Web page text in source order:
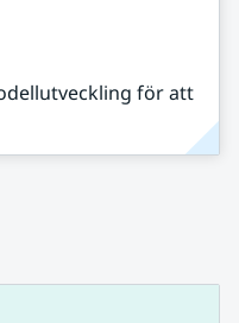
för att